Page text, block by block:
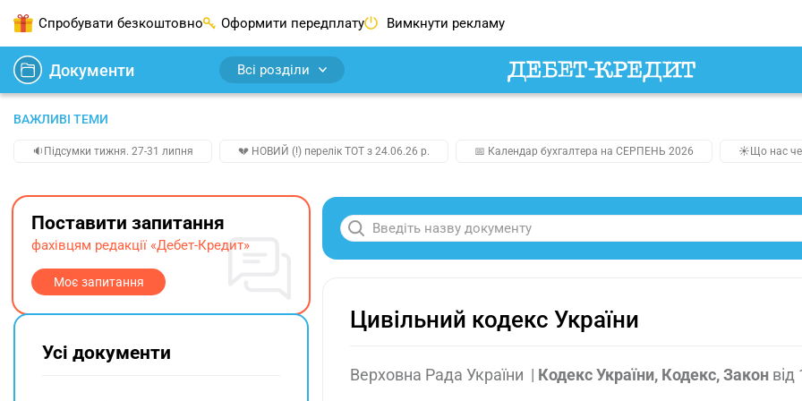
Спробувати безкоштовно Оформити передплату Вимкнути рекламу
Документи Всі розділи
ВАЖЛИВІ ТЕМИ
🔉Підсумки тижня. 27-31 липня 💔 НОВИЙ (!) перелік ТОТ з 24.06.26 р. 📅 Календар бухгалтера на СЕРПЕНЬ 2026 ☀️Що нас
Цивільний кодекс України
Верховна Рада України | Кодекс України, Кодекс, Закон від
Поставити запитання
фахівцям редакції «Дебет-Кредит»
Моє запитання
Усі документи